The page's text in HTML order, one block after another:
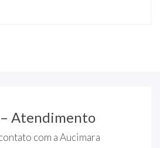
Atendimento
com a Aucimara